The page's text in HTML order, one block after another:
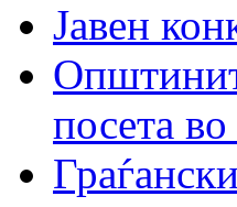
Јавен
посета